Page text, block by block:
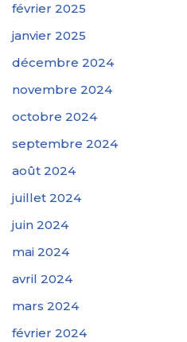
février 2025
janvier 2025
décembre 2024
novembre 2024
octobre 2024
septembre 2024
août 2024
juillet 2024
juin 2024
mai 2024
avril 2024
mars 2024
février 2024